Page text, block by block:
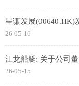
星谦发展(00640.HK)
26-05-16
江龙船艇: 关于公司
26-05-15